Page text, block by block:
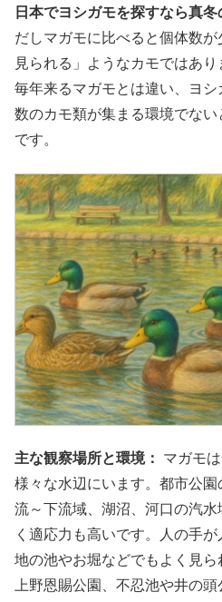
日本でヨシガモを探すなら真冬
だしマガモに比べると個体数
見られる」ようなカモではあ
毎年来るマガモとは違い、ヨ
数のカモ類が集まる環境でな
です。
主な観察場所と環境：
マガモ
様々な水辺にいます。都市公
流～下流域、湖沼、河口の汽
く適応力も高いです。人の手
地の池やお堀などでもよく見
上野恩賜公園、不忍池や井の